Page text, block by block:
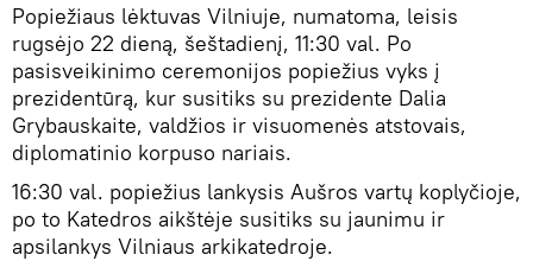
Popiežiaus lėktuvas Vilniuje, numatoma, leisis
rugsėjo 22 dieną, šeštadienį, 11:30 val. Po
pasisveikinimo ceremonijos popiežius vyks į
prezidentūrą, kur susitiks su prezidente Dalia
Grybauskaite, valdžios ir visuomenės atstovais,
diplomatinio korpuso nariais.
16:30 val. popiežius lankysis Aušros vartų koplyčioje,
po to Katedros aikštėje susitiks su jaunimu ir
apsilankys Vilniaus arkikatedroje.